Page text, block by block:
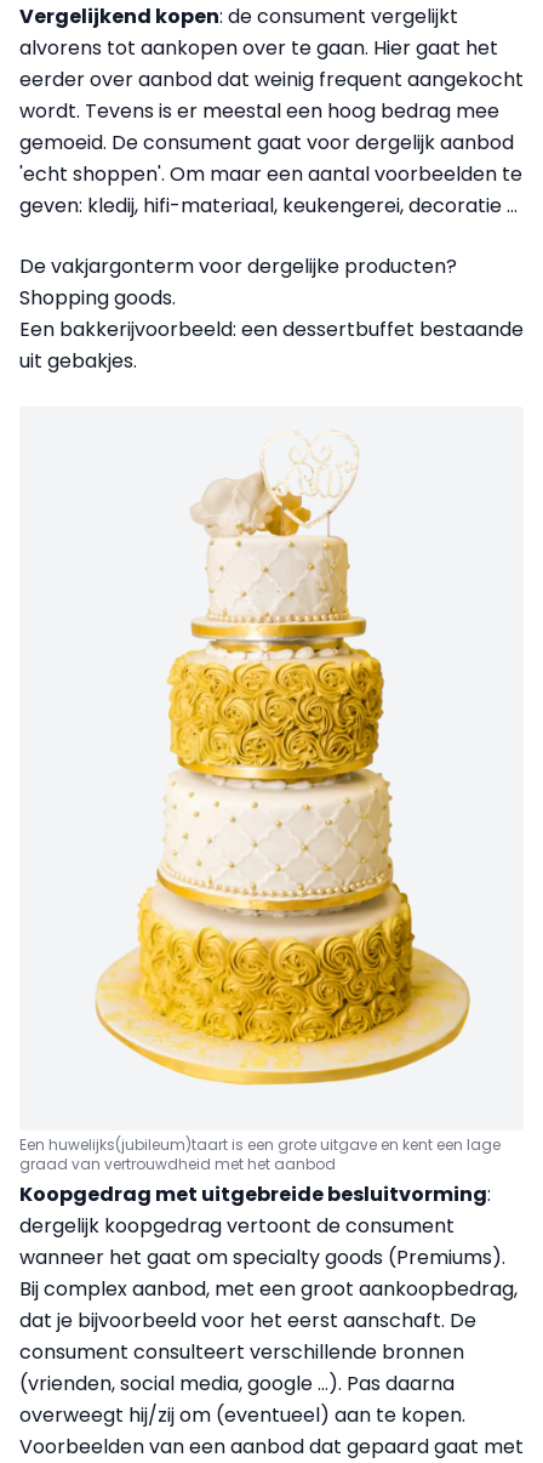
Vergelijkend kopen: de consument vergelijkt
alvorens tot aankopen over te gaan. Hier gaat het
eerder over aanbod dat weinig frequent aangekocht
wordt. Tevens is er meestal een hoog bedrag mee
gemoeid. De consument gaat voor dergelijk aanbod
'echt shoppen'. Om maar een aantalvoorbeelden te
geven: kledij, hifi-materiaal, keukengerei, decoratie …
De vakjargonterm voor dergelijke producten?
Shopping goods.
Een bakkerijvoorbeeld: een dessertbuffet bestaande
uit gebakjes.
Een huwelijks(jubileum)taart is een grote uitgave en kent een lage
graad van vertrouwdheid met het aanbod
Koopgedrag met uitgebreide besluitvorming:
dergelijk koopgedrag vertoont de consument
wanneer het gaat om specialty goods (Premiums).
Bij complex aanbod, met een groot aankoopbedrag,
dat je bijvoorbeeld voor het eerst aanschaft. De
consument consulteert verschillende bronnen
(vrienden, social media, google …). Pas daarna
overweegt hij/zij om (eventueel) aan te kopen.
Voorbeeldenvan een aanbod dat gepaard gaat met